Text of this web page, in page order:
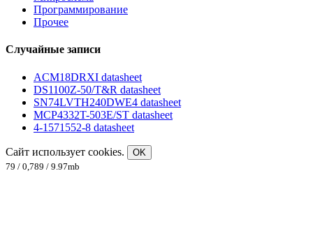
Программирование
Прочее
Случайные записи
ACM18DRXI datasheet
DS1100Z-50/T&R datasheet
SN74LVTH240DWE4 datasheet
MCP4332T-503E/ST datasheet
4-1571552-8 datasheet
Сайт использует cookies.
OK
79 / 0,789 / 9.97mb